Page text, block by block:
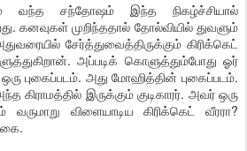
வந்த சந்தோஷம் இந்த நிகழ்ச்சியால்
கனவுகள் முறிந்ததால் தோல்வியில் துவளும்
சேர்த்துவைத்திருக்கும் கிரிக்கெட்
அப்படிக் கொளுத்தும்போது ஓர்
புகைப்படம். அது மோஹித்தின் புகைப்படம்.
இருக்கும் குடிகாரர். அவர் ஒரு
விளையாடிய கிரிக்கெட் வீரரா?